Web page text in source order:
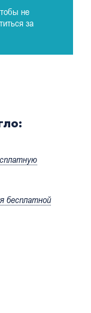
не
за
бесплатной